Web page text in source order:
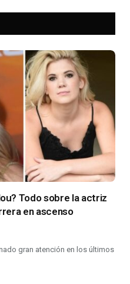
Todo sobre la actriz
en ascenso
gran atención en los últimos